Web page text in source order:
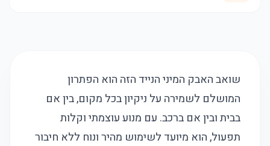
שואב האבק המיני הנייד הזה הוא הפתרון
המושלם לשמירה על ניקיון בכל מקום, בין אם
בבית ובין אם ברכב. עם מנוע עוצמתי וקלות
תפעול, הוא מיועד לשימוש מהיר ונוח ללא חיבור